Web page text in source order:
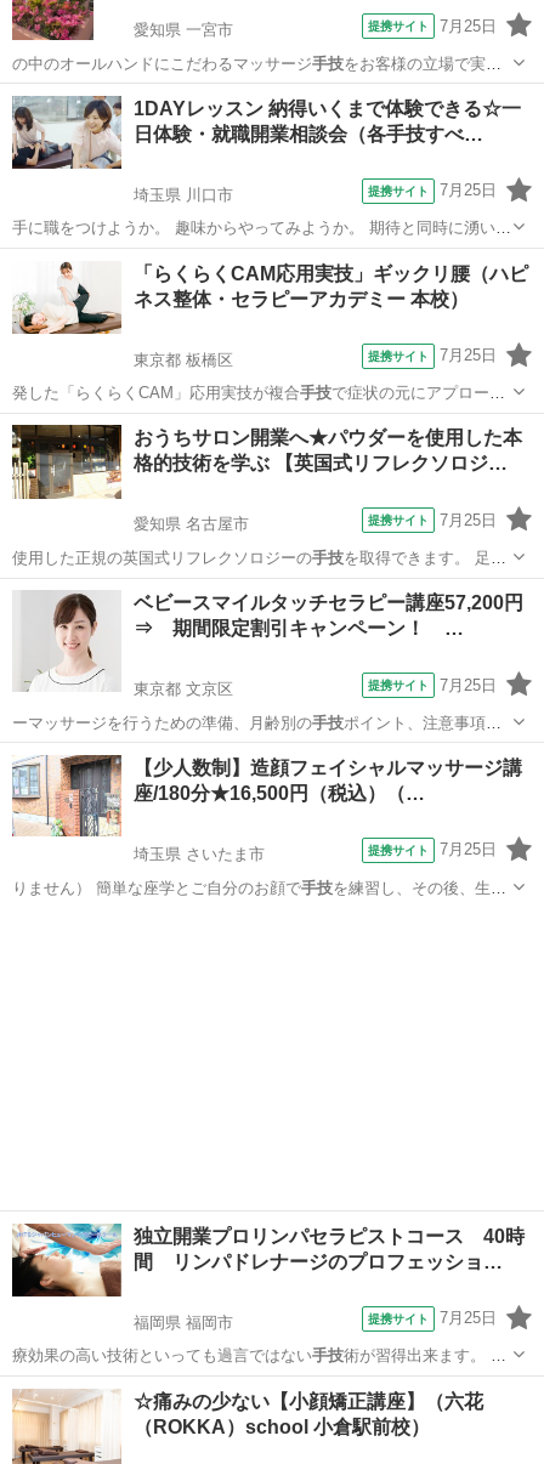
愛知県 一宮市 提携サイト 7月25日
の中のオールハンドにこだわるマッサージ手技をお客様の立場で実際
体感頂きます。（約…
愛知 一宮市
1DAYレッスン 納得いくまで体験できる☆一
日体験・就職開業相談会（各手技すべ…
埼玉県 川口市 提携サイト 7月25日
手に職をつけようか。 趣味からやってみようか。 期待と同時に湧いて
くる不安を解消するために、 一日丸々使って、体験します。 ■体験の
一日の流れ■■■■■■■■■■■■■■■■■ ①【施術を受ける】： 生徒さん
の施術で...
整体
「らくらくCAM応用実技」ギックリ腰（ハピ
ネス整体・セラピーアカデミー 本校）
東京都 板橋区 提携サイト 7月25日
発した「らくらくCAM」応用実技が複合手技で症状の元にアプローチ
して、即時に痛み…
東京 板橋区 整体
おうちサロン開業へ★パウダーを使用した本
格的技術を学ぶ 【英国式リフレクソロジ…
愛知県 名古屋市 提携サイト 7月25日
使用した正規の英国式リフレクソロジーの手技を取得できます。 足の
裏には全身を縮…
愛知 名古屋市 マッサージ
ベビースマイルタッチセラピー講座57,200円
⇒ 期間限定割引キャンペーン！ …
東京都 文京区 提携サイト 7月25日
ーマッサージを行うための準備、月齢別の手技ポイント、注意事項な
どが記載されている…
東京 文京区 ベビーマッサージ
【少人数制】造顔フェイシャルマッサージ講
座/180分★16,500円（税込）（…
埼玉県 さいたま市 提携サイト 7月25日
りません） 簡単な座学とご自分のお顔で手技を練習し、その後、生徒
独立開業プロリンパセラピストコース 40時
間 リンパドレナージのプロフェッショ…
福岡県 福岡市 提携サイト 7月25日
療効果の高い技術といっても過言ではない手技術が習得出来ます。 薬
や医療だけに…
福岡 福岡市 マッサージ
☆痛みの少ない【小顔矯正講座】（六花
（ROKKA）school 小倉駅前校）